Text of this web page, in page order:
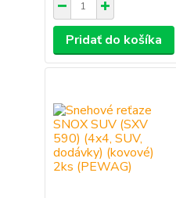
Pridať do košíka